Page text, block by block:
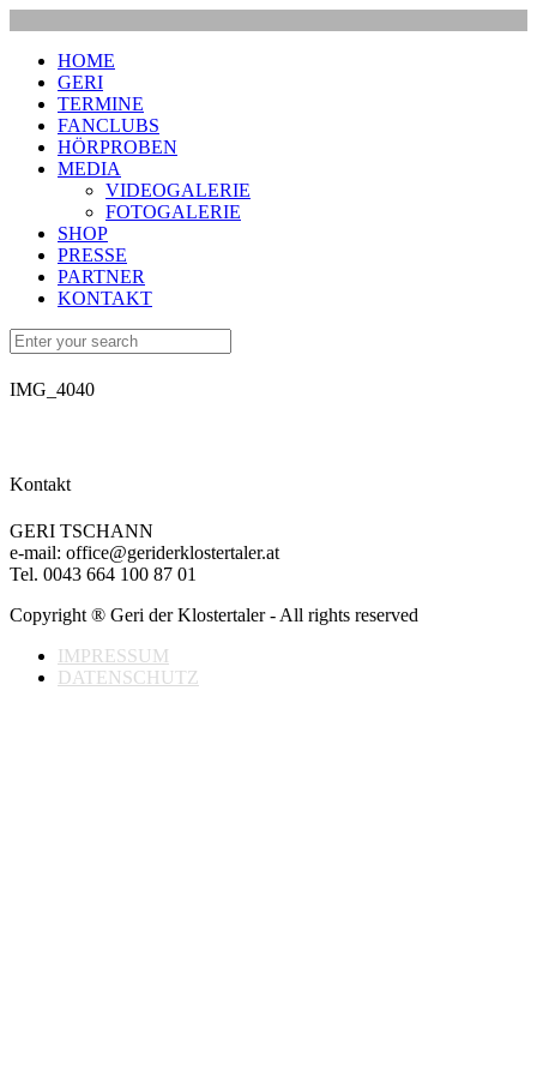
HOME
GERI
TERMINE
FANCLUBS
HÖRPROBEN
MEDIA
VIDEOGALERIE
FOTOGALERIE
SHOP
PRESSE
PARTNER
KONTAKT
IMG_4040
Kontakt
GERI TSCHANN
e-mail: office@geriderklostertaler.at
Tel. 0043 664 100 87 01
Copyright ® Geri der Klostertaler - All rights reserved
IMPRESSUM
DATENSCHUTZ